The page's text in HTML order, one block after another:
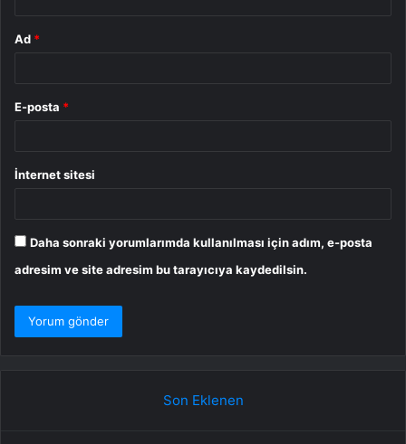
Ad *
E-posta *
İnternet sitesi
Daha sonraki yorumlarımda kullanılması için adım, e-posta
adresim ve site adresim bu tarayıcıya kaydedilsin.
Son Eklenen